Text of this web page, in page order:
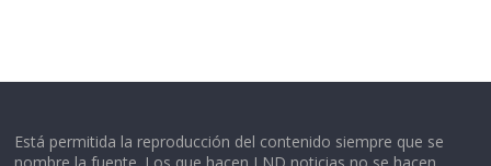
Está permitida la reproducción del contenido siempre que se